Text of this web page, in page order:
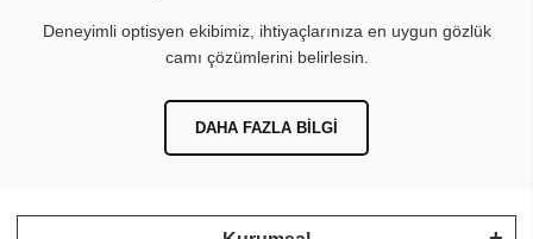
Deneyimli optisyen ekibimiz, ihtiyaçlarınıza en uygun gözlük
camı çözümlerini belirlesin.
DAHA FAZLA BILGI